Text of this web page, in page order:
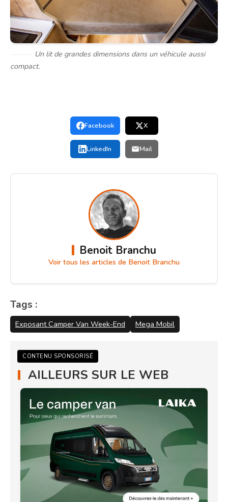
Un lit de grandes dimensions dans un véhicule aussi
compact.
Facebook X
LinkedIn Mail
Benoit Branchu
Voir tous les articles de Benoit Branchu
Tags :
Exposant Camper Van Week-End Mega Mobil
CONTENU SPONSORISÉ
AILLEURS SUR LE WEB